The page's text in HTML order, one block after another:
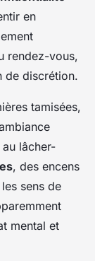
en
rendez-vous,
de discrétion.
tamisées,
lâcher-
, des encens
sens de
mental et